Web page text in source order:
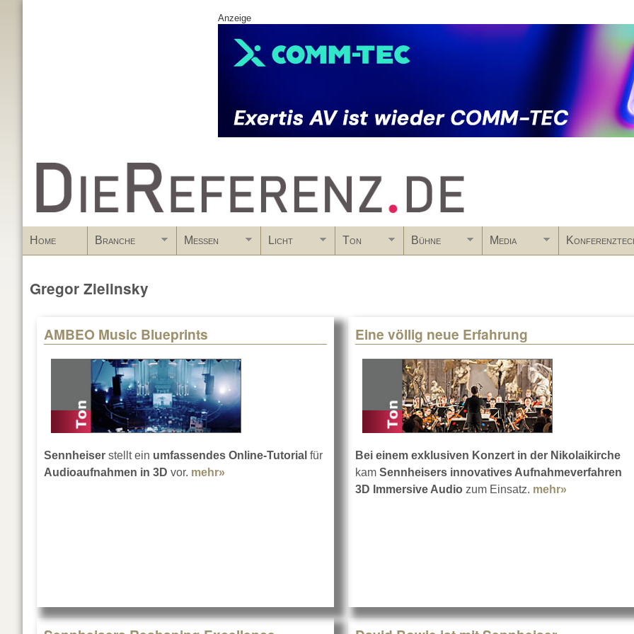
Anzeige
www.DieReferenz.de
Home Branche Messen Licht Ton Bühne Media
Gregor Zielinsky
AMBEO Music Blueprints
Sennheiser stellt ein umfassendes Online-Tutorial für
Audioaufnahmen in 3D vor. mehr» about AMBEO Music Blueprints
Eine völlig neue Erfahrung
Bei einem exklusiven Konzert in der Nikolaikirche
kam Sennheisers innovatives Aufnahmeverfahren
3D Immersive Audio zum Einsatz. mehr»